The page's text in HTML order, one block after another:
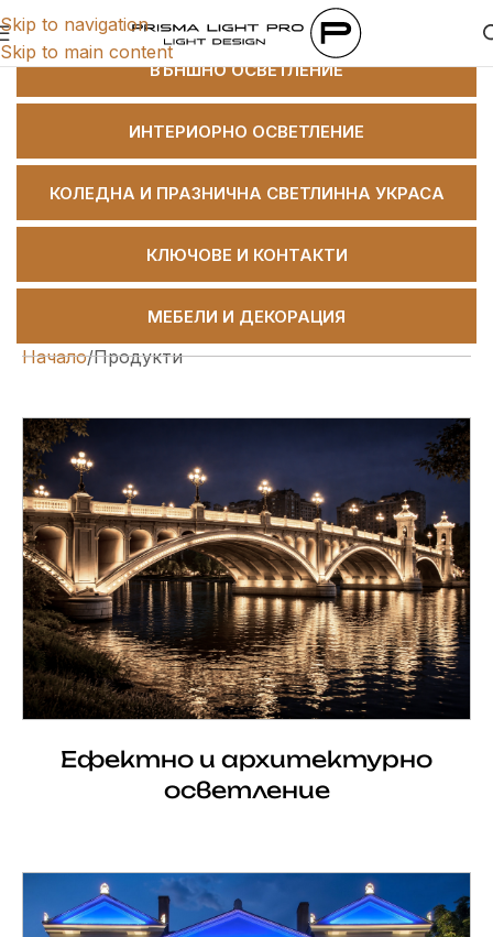
Skip to navigation
Skip to main content
Категории
ВЪНШНО ОСВЕТЛЕНИЕ
ИНТЕРИОРНО ОСВЕТЛЕНИЕ
КОЛЕДНА И ПРАЗНИЧНА СВЕТЛИННА УКРАСА
КЛЮЧОВЕ И КОНТАКТИ
МЕБЕЛИ И ДЕКОРАЦИЯ
Начало Продукти
Ефектно и архитектурно
осветление